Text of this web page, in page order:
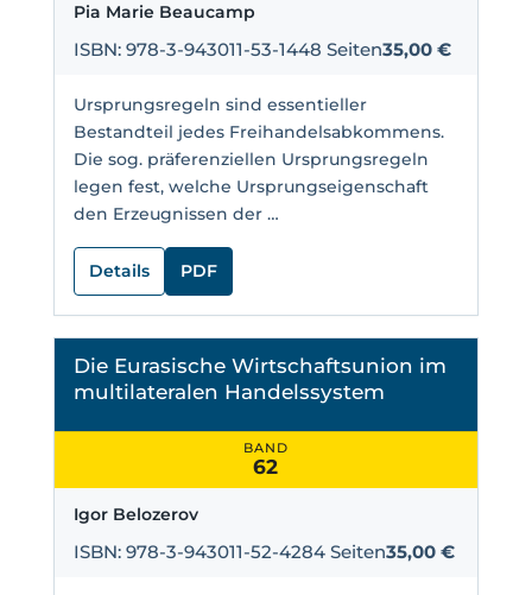
Pia Marie Beaucamp
ISBN: 978-3-943011-53-1448 Seiten35,00 €
Ursprungsregeln sind essentieller
Bestandteil jedes Freihandelsabkommens.
Die sog. präferenziellen Ursprungsregeln
legen fest, welche Ursprungseigenschaft
den Erzeugnissen der …
Details PDF
Die Eurasische Wirtschaftsunion im
multilateralen Handelssystem
BAND
62
Igor Belozerov
ISBN: 978-3-943011-52-4284 Seiten35,00 €